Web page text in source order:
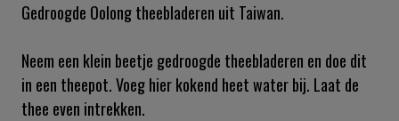
Gedroogde Oolong theebladeren uit Taiwan.
Neem een klein beetje gedroogde theebladeren en doe dit
in een theepot. Voeg hier kokend heet water bij. Laat de
thee even intrekken.